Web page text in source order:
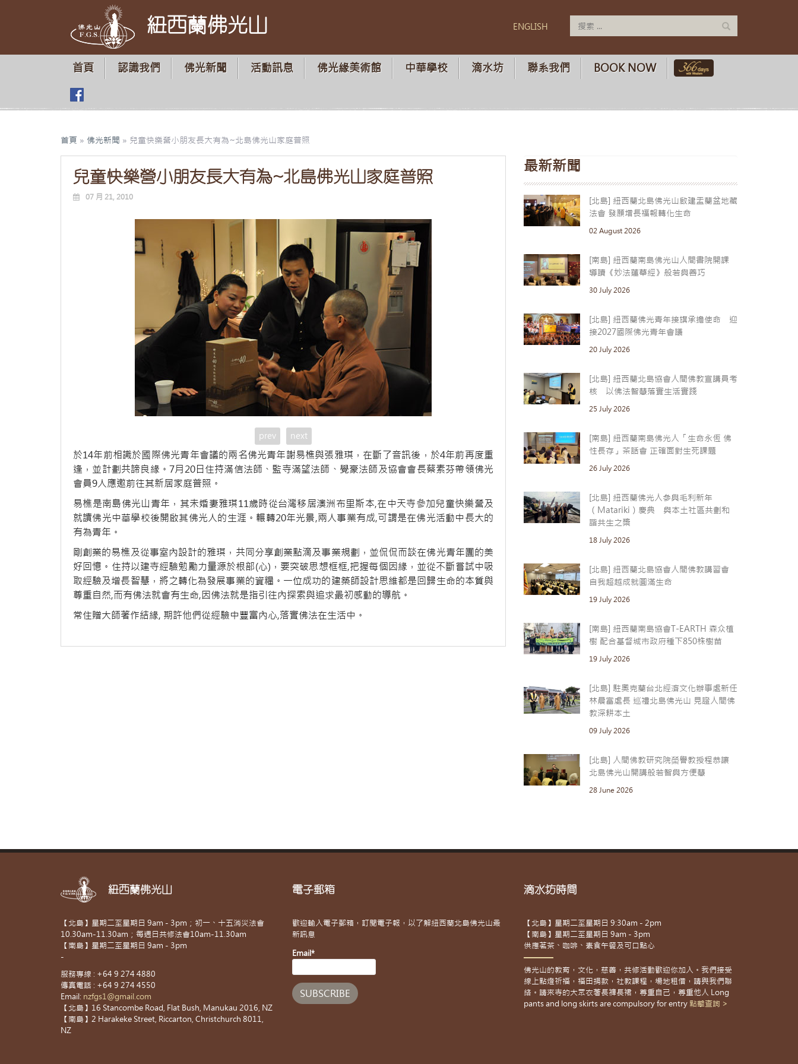
紐西蘭佛光山 ENGLISH
首頁 認識我們 佛光新聞 活動訊息 佛光緣美術館 中華學校 滴水坊 聯系我們 BOOK NOW
首頁 » 佛光新聞 » 兒童快樂營小朋友長大有為~北島佛光山家庭普照
兒童快樂營小朋友長大有為~北島佛光山家庭普照
07 月 21, 2010
prev next
於14年前相識於國際佛光青年會議的兩名佛光青年謝易樵與張雅琪，在斷了音訊後，於4年前再度重
逢，並計劃共諦良緣。7月20日住持滿信法師、監寺滿望法師、覺豪法師及協會會長蔡素芬帶領佛光
會員9人應邀前往其新居家庭普照。
易樵是南島佛光山青年，其未婚妻雅琪11歲時從台灣移居澳洲布里斯本,在中天寺參加兒童快樂營及
就讀佛光中華學校後開啟其佛光人的生涯。輾轉20年光景,兩人事業有成,可謂是在佛光活動中長大的
有為青年。
剛創業的易樵及從事室內設計的雅琪，共同分享創業點滴及事業規劃，並侃侃而談在佛光青年團的美
好回憶。住持以建寺經驗勉勵力量源於根部(心)，要突破思想框框,把握每個因緣，並從不斷嘗試中吸
取經驗及增長智慧，將之轉化為發展事業的資糧。一位成功的建築師設計思維都是回歸生命的本質與
尊重自然,而有佛法就會有生命,因佛法就是指引往內探索與追求最初感動的導航。
常住贈大師著作結緣, 期許他們從經驗中豐富內心,落實佛法在生活中。
最新新聞
[北島] 紐西蘭北島佛光山啟建盂蘭盆地藏
法會 發願增長福報轉化生命
02 August 2026
[南島] 紐西蘭南島佛光山人間書院開課
導讀《妙法蓮華經》般若與善巧
30 July 2026
[北島] 紐西蘭佛光青年接旗承擔使命 迎
接2027國際佛光青年會議
20 July 2026
[北島] 紐西蘭北島協會人間佛教宣講員考
核 以佛法智慧落實生活實踐
25 July 2026
[南島] 紐西蘭南島佛光人「生命永恆 佛
性長存」茶話會 正確面對生死課題
26 July 2026
[北島] 紐西蘭佛光人參與毛利新年
（Matariki）慶典 與本土社區共劃和
諧共生之槳
18 July 2026
[北島] 紐西蘭北島協會人間佛教講習會
自我超越成就圓滿生命
19 July 2026
[南島] 紐西蘭南島協會T-EARTH 森众植
樹 配合基督城市政府種下850株樹苗
19 July 2026
[北島] 駐奧克蘭台北經濟文化辦事處新任
林晨富處長 巡禮北島佛光山 見證人間佛
教深耕本土
09 July 2026
[北島] 人間佛教研究院榮譽教授程恭讓
北島佛光山開講般若智與方便慧
28 June 2026
紐西蘭佛光山
【北島】星期二至星期日 9am - 3pm；初一、十五消災法會
10.30am-11.30am；每週日共修法會10am-11.30am
【南島】星期二至星期日 9am - 3pm
-
服務專線 : +64 9 274 4880
傳真電話 : +64 9 274 4550
Email: nzfgs1@gmail.com
【北島】16 Stancombe Road, Flat Bush, Manukau 2016, NZ
【南島】2 Harakeke Street, Riccarton, Christchurch 8011,
NZ
電子郵箱
歡迎輸入電子郵箱，訂閱電子報，以了解紐西蘭北島佛光山最
新訊息
Email*
滴水坊時間
【北島】星期二至星期日 9:30am - 2pm
【南島】星期二至星期日 9am - 3pm
供應茗茶、咖啡、素食午餐及可口點心
佛光山的教育，文化，慈善，共修活動歡迎你加入。我們接受
線上點燈祈福，福田捐款，社教課程，場地租借，請與我們聯
絡。請來寺的大眾衣著長褲長裙，尊重自己，尊重他人 Long
pants and long skirts are compulsory for entry 點擊查詢 >